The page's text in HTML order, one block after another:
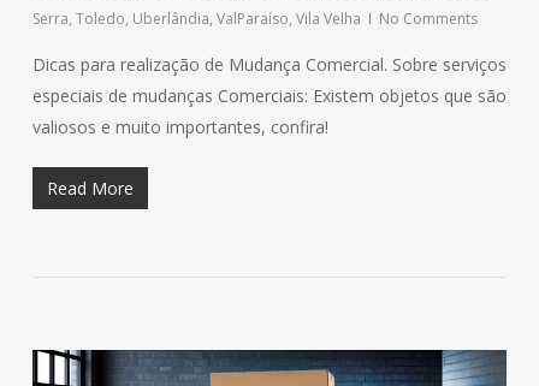
Serra, Toledo, Uberlândia, ValParaíso, Vila Velha No Comments
Dicas para realização de Mudança Comercial. Sobre serviços
especiais de mudanças Comerciais: Existem objetos que são
valiosos e muito importantes, confira!
Read More